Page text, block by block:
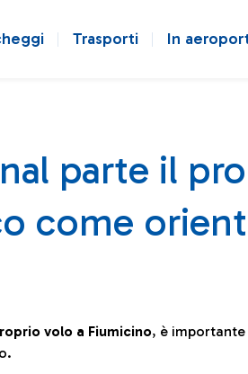
Trasporti In
parte il
come
volo a Fiumicino, è